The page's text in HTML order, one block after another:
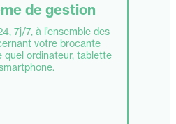
de gestion
7j/7, à l’ensemble des
votre brocante
quel ordinateur, tablette